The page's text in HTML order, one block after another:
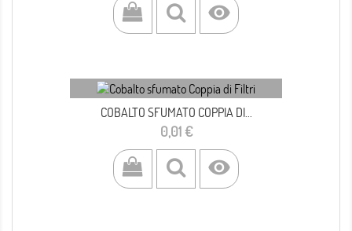

COBALTO SFUMATO COPPIA DI...
Prezzo
0,01 €
